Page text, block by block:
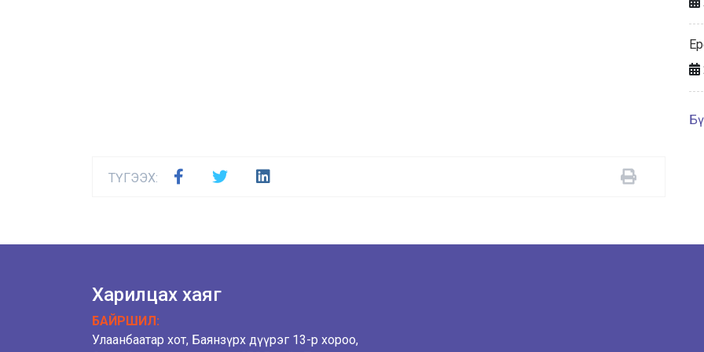
ТҮГЭЭХ:
Харилцах хаяг
БАЙРШИЛ:
Улаанбаатар хот, Баянзүрх дүүрэг 13-р хороо,